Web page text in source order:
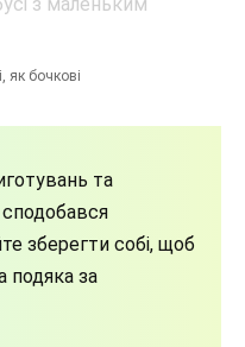
як бочкові
та
зберегти собі, щоб
подяка за